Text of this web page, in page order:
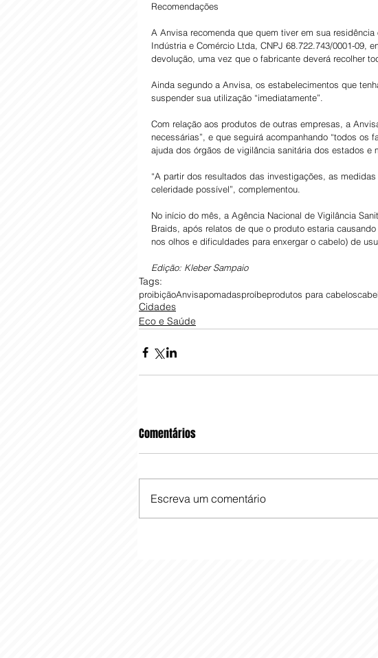
Recomendações
A Anvisa recomenda que quem tiver em sua
Indústria e Comércio Ltda, CNPJ 68.722.743/0001-09,
devolução, uma vez que o fabricante deverá recolher
Ainda segundo a Anvisa, os estabelecimentos que
suspender sua utilização “imediatamente”.
Com relação aos produtos de outras empresas, a
necessárias”, e que seguirá acompanhando “todos os
ajuda dos órgãos de vigilância sanitária dos estados e
“A partir dos resultados das investigações, as
celeridade possível”, complementou.
No início do mês, a Agência Nacional de Vigilância
Braids, após relatos de que o produto estaria
nos olhos e dificuldades para enxergar o cabelo) de
Edição: Kleber Sampaio
Tags:
proibiçãoAnvisapomadasproíbeprodutos para cabelos
Cidades
Eco e Saúde
Comentários
Escreva um comentário